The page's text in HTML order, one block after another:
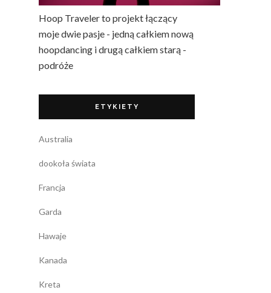
Hoop Traveler to projekt łączący
moje dwie pasje - jedną całkiem nową
hoopdancing i drugą całkiem starą -
podróże
ETYKIETY
Australia
dookoła świata
Francja
Garda
Hawaje
Kanada
Kreta